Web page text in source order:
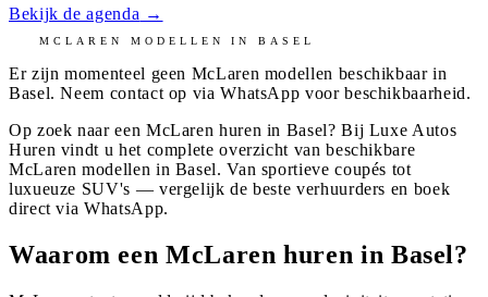
Bekijk de agenda →
MCLAREN MODELLEN INBASEL
Er zijn momenteel geen McLaren modellen beschikbaar in
Basel. Neem contact op via WhatsApp voor beschikbaarheid.
Op zoek naar een McLaren huren in Basel? Bij Luxe Autos
Huren vindt u het complete overzicht van beschikbare
McLaren modellen in Basel. Van sportieve coupés tot
luxueuze SUV's — vergelijk de beste verhuurders en boek
direct via WhatsApp.
Waarom een McLaren huren in Basel?